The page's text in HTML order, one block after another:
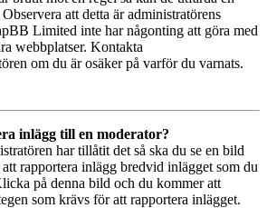
att detta är administratörens
Limited inte har någonting att göra med
webbplatser. Kontakta
om du är osäker på varför du varnats.
inlägg till en moderator?
har tillåtit det så ska du se en bild
rapportera inlägg bredvid inlägget som du
på denna bild och du kommer att
som krävs för att rapportera inlägget.